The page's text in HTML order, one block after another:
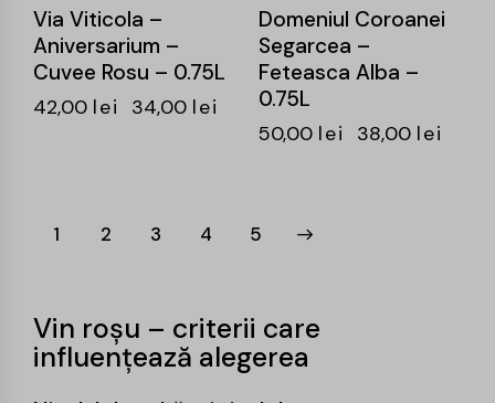
Via Viticola –
Aniversarium –
Cuvee Rosu – 0.75L
42,00 lei 34,00 lei
Domeniul Coroanei
Segarcea –
Feteasca Alba –
0.75L
50,00 lei 38,00 lei
1 2 3 4 5
→
Vin roșu – criterii care
influențează alegerea